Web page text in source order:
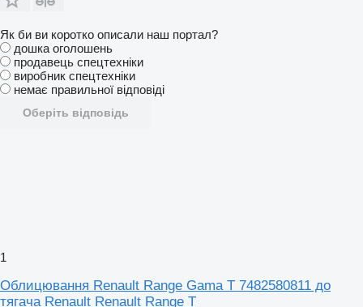
Як би ви коротко описали наш портал?
дошка оголошень
продавець спецтехніки
виробник спецтехніки
немає правильної відповіді
Оберіть відповідь
1
Облицювання Renault Range Gama T 7482580811 до
тягача Renault Renault Range T